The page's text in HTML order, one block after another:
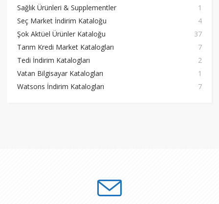
Sağlık Ürünleri & Supplementler
1
Seç Market İndirim Kataloğu
4
Şok Aktüel Ürünler Kataloğu
37
Tarım Kredi Market Katalogları
7
Tedi İndirim Katalogları
2
Vatan Bilgisayar Katalogları
1
Watsons İndirim Katalogları
7